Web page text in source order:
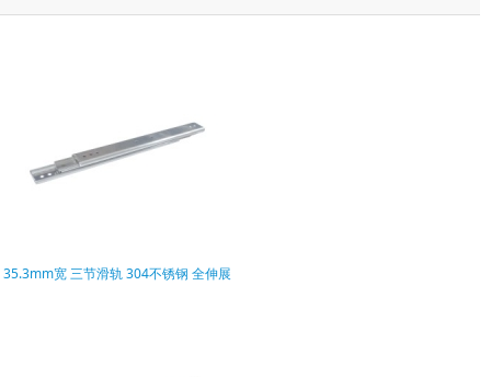
35.3mm宽 三节滑轨 304不锈钢 全伸展